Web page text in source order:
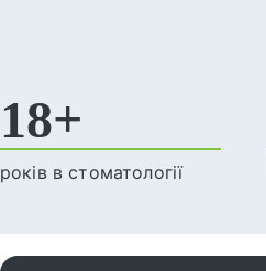
18+
років в стоматології